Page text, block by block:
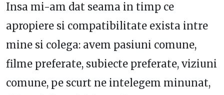
Insa mi-am dat seama in timp ce
apropiere si compatibilitate exista intre
mine si colega: avem pasiuni comune,
filme preferate, subiecte preferate, viziuni
comune, pe scurt ne intelegem minunat,